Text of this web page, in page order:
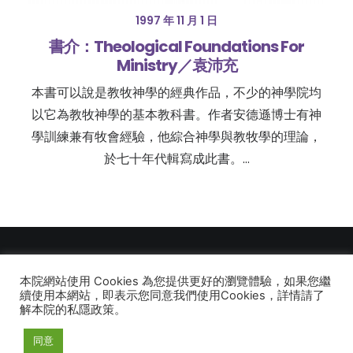
1997 年 11 月 1 日
書介：Theological Foundations For
Ministry／袁沛充
本書可以說是教牧神學的經典作品，不少的神學院均
以它為教牧神學的基本教科書。作者安德遜博士有神
學訓練兼有牧會經驗，他綜合神學與教牧學的理論，
於七十年代輯寫成此書。…
© 2026 建道神學院Alliance Bible Seminary. All rights reserved
本院網站使用 Cookies 為您提供更好的瀏覽體驗，如果您繼
續使用本網站，即表示您同意我們使用Cookies，詳情請了
解本院的私隱政策。
同意